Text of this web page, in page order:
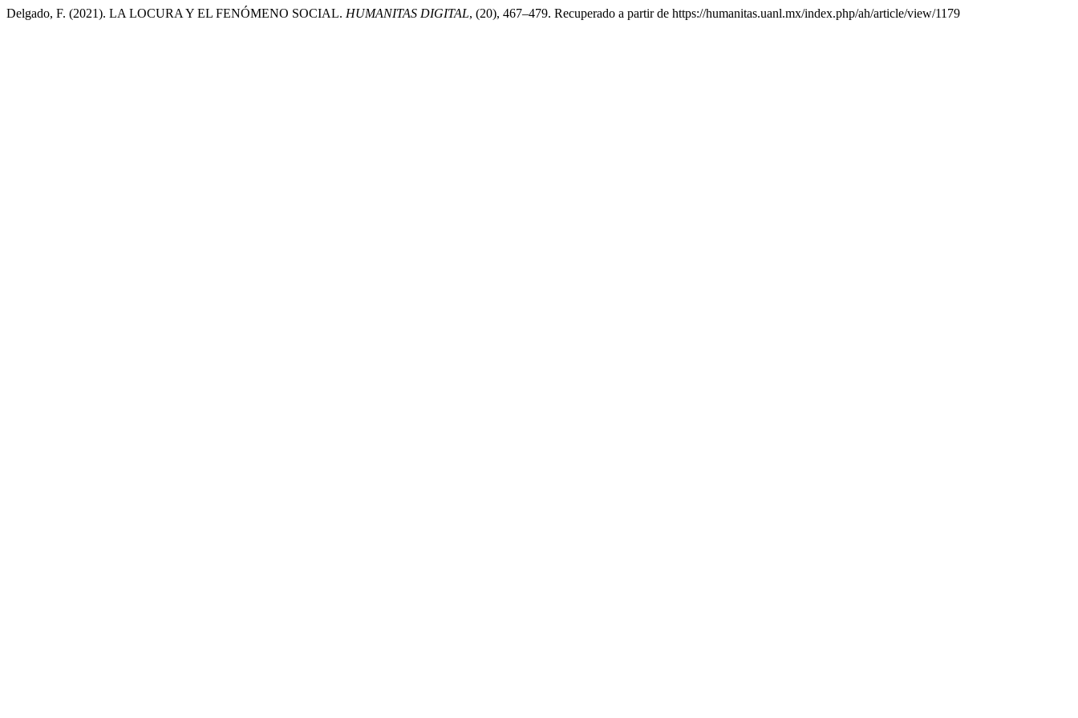
Delgado, F. (2021). LA LOCURA Y EL FENÓMENO SOCIAL. HUMANITAS DIGITAL, (20), 467–479. Recuperado a partir de https://humanitas.uanl.mx/index.php/ah/article/view/1179